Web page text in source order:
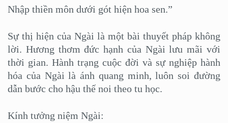
Nhập thiền môn dưới gót hiện hoa sen.”
Sự thị hiện của Ngài là một bài thuyết pháp không
lời. Hương thơm đức hạnh của Ngài lưu mãi với
thời gian. Hành trạng cuộc đời và sự nghiệp hành
hóa của Ngài là ánh quang minh, luôn soi đường
dẫn bước cho hậu thế noi theo tu học.
Kính tưởng niệm Ngài: